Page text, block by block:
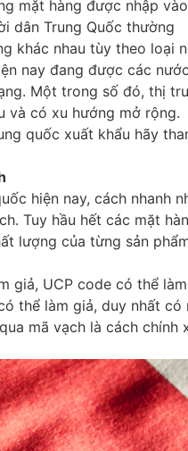
mặt hàng được nhập
dân Trung Quốc thường
khác nhau tùy theo loại
nay đang được các
Một trong số đó, thị
và có xu hướng mở rộng.
quốc xuất khẩu hãy
hiện nay, cách nhanh
Tuy hầu hết các mặt
lượng của từng sản
giả, UCP code có thể
thể làm giả, duy nhất có
mã vạch là cách chính